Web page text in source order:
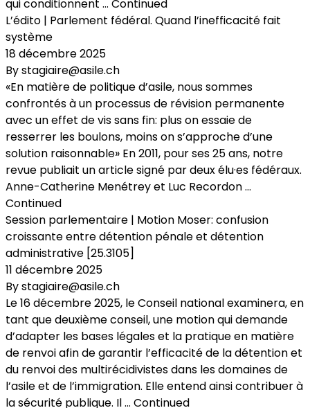
qui conditionnent … Continued
L’édito | Parlement fédéral. Quand l’inefficacité fait
système
18 décembre 2025
Bystagiaire@asile.ch
«En matière de politique d’asile, nous sommes
confrontés à un processus de révision permanente
avec un effet de vis sans fin: plus on essaie de
resserrer les boulons, moins on s’approche d’une
solution raisonnable» En 2011, pour ses 25 ans, notre
revue publiait un article signé par deux élu·es fédéraux.
Anne-Catherine Menétrey et Luc Recordon …
Continued
Session parlementaire | Motion Moser: confusion
croissante entre détention pénale et détention
administrative [25.3105]
11 décembre 2025
Bystagiaire@asile.ch
Le 16 décembre 2025, le Conseil national examinera, en
tant que deuxième conseil, une motion qui demande
d’adapter les bases légales et la pratique en matière
de renvoi afin de garantir l’efficacité de la détention et
du renvoi des multirécidivistes dans les domaines de
l’asile et de l’immigration. Elle entend ainsi contribuer à
la sécurité publique. Il … Continued